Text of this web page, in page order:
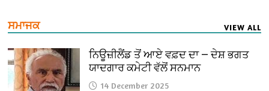
ਸਮਾਜਕ VIEW ALL
ਨਿਊਜ਼ੀਲੈਂਡ ਤੋਂ ਆਏ ਵਫ਼ਦ ਦਾ — ਦੇਸ਼ ਭਗਤ
ਯਾਦਗਾਰ ਕਮੇਟੀ ਵੱਲੋਂ ਸਨਮਾਨ
14 December 2025